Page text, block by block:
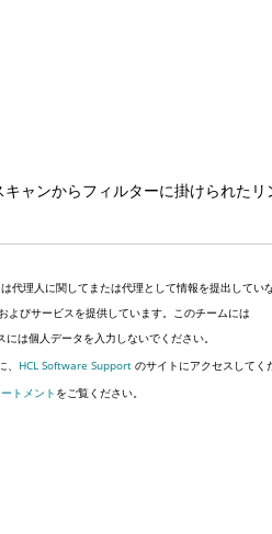
ャンからフィルターに掛けられたリ
代理人に関してまたは代理として情報を提出してい
よびサービスを提供しています。このチームには
は個人データを入力しないでください。
HCL Software Support のサイトにアクセスしてく
トメント をご覧ください。